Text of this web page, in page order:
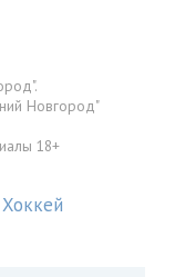
Новгород"
18+
Хоккей